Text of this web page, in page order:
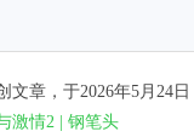
文章，于2026年5月24日
激情2 | 钢笔头